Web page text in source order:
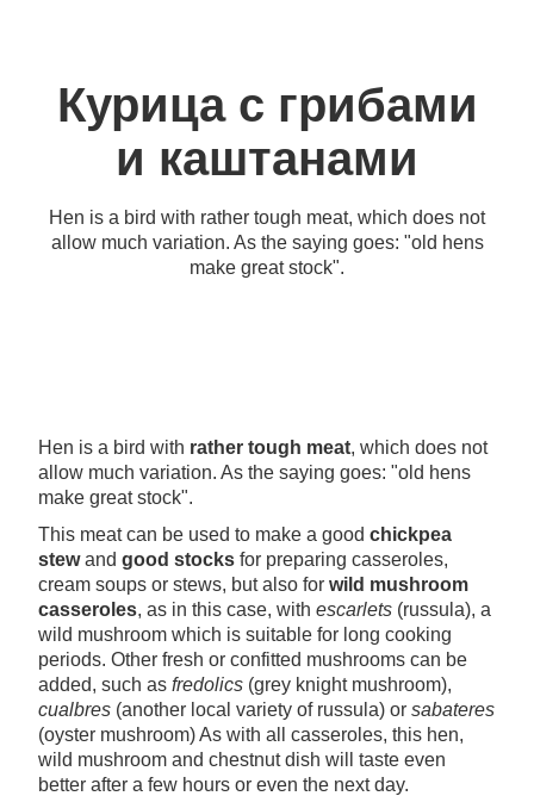
Курица с грибами
и каштанами
Hen is a bird with rather tough meat, which does not
allow much variation. As the saying goes: "old hens
make great stock".
Hen is a bird with rather tough meat, which does not
allow much variation. As the saying goes: "old hens
make great stock".
This meat can be used to make a good chickpea
stewand good stocks for preparing casseroles,
cream soups or stews, but also for wild mushroom
casseroles, as in this case, with escarlets (russula), a
wild mushroom which is suitable for long cooking
periods. Other fresh or confitted mushrooms can be
added, such as fredolics (grey knight mushroom),
cualbres (another local variety of russula) or sabateres
(oyster mushroom) As with all casseroles, this hen,
wild mushroom and chestnut dish will taste even
better after a few hours or even the next day.